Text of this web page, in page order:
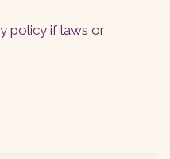
policy if laws or